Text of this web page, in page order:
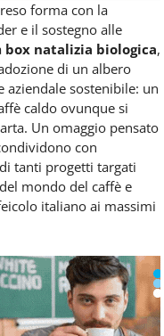
forma con la
e il sostegno alle
box natalizia biologica,
di un albero
aziendale sostenibile: un
caldo ovunque si
Un omaggio pensato
con
tanti progetti targati
mondo del caffè e
italiano ai massimi